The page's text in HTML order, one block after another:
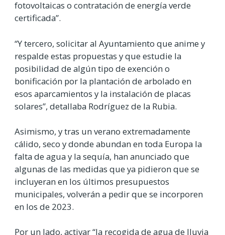
fotovoltaicas o contratación de energía verde
certificada”.
“Y tercero, solicitar al Ayuntamiento que anime y
respalde estas propuestas y que estudie la
posibilidad de algún tipo de exención o
bonificación por la plantación de arbolado en
esos aparcamientos y la instalación de placas
solares”, detallaba Rodríguez de la Rubia.
Asimismo, y tras un verano extremadamente
cálido, seco y donde abundan en toda Europa la
falta de agua y la sequía, han anunciado que
algunas de las medidas que ya pidieron que se
incluyeran en los últimos presupuestos
municipales, volverán a pedir que se incorporen
en los de 2023.
Por un lado, activar “la recogida de agua de lluvia